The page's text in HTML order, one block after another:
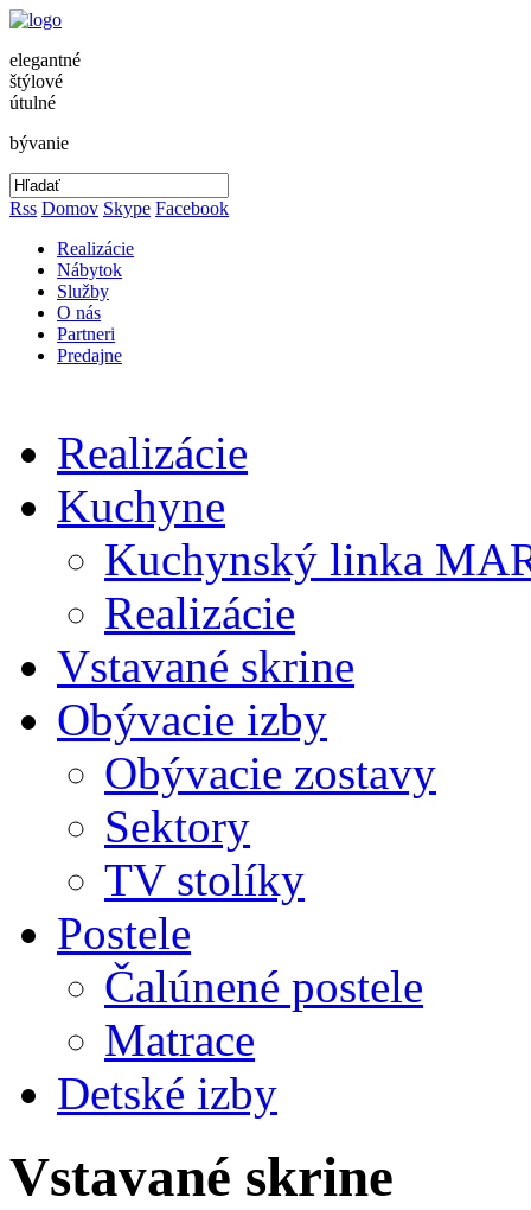
elegantné
štýlové
útulné
bývanie
Rss Domov Skype Facebook
Realizácie
Nábytok
Služby
O nás
Partneri
Predajne
Realizácie
Kuchyne
Kuchynský linka
Realizácie
Vstavané skrine
Obývacie izby
Obývacie zostavy
Sektory
TV stolíky
Postele
Čalúnené postele
Matrace
Detské izby
Vstavané skrine